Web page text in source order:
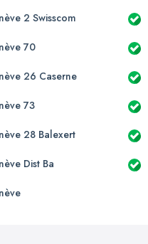
2 Swisscom
70
26 Caserne
73
28 Balexert
Dist Ba